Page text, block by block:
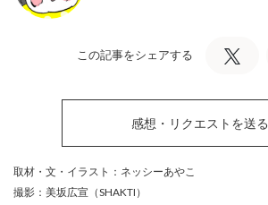
この記事をシェアする
感想・リクエストを送る
取材・文・イラスト：ネッシーあやこ
撮影：美坂広宣（SHAKTI）